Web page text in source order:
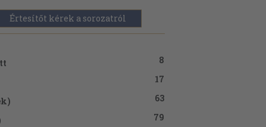
Értesítőt kérek a sorozatról
8
17
63
79